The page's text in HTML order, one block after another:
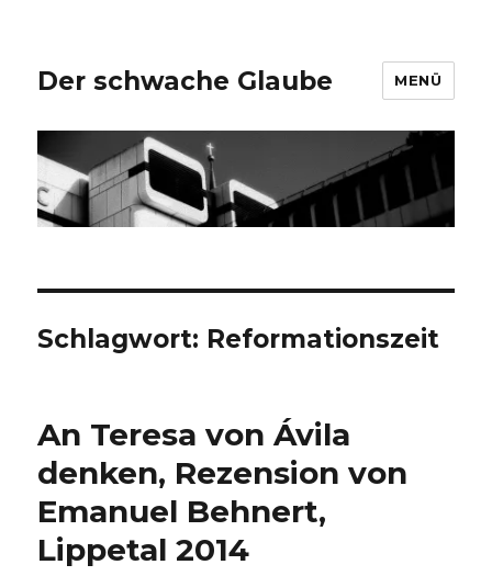
Der schwache Glaube MENÜ
Schlagwort: Reformationszeit
An Teresa von Ávila
denken, Rezension von
Emanuel Behnert,
Lippetal 2014